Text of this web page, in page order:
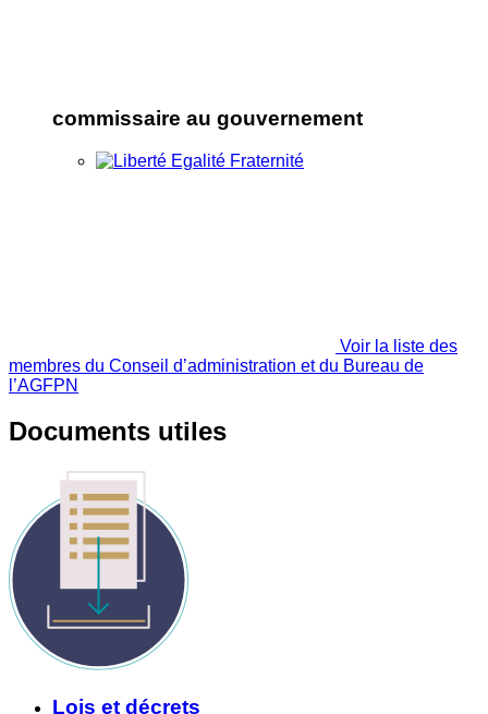
commissaire au gouvernement
Voir la liste des
membres du Conseil d’administration et du Bureau de
l’AGFPN
Documents utiles
Lois et décrets